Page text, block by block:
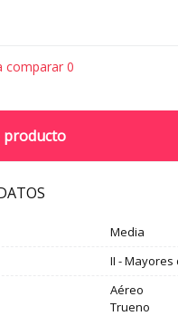
comparar 0
producto
Media
II - Mayores
Aéreo
Trueno